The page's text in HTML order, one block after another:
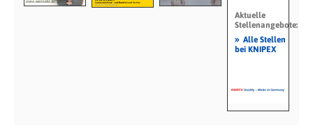
Aktuelle
Stellenangebote:
» Alle Stellen
bei KNIPEX